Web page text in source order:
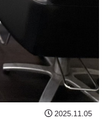
2025.11.05